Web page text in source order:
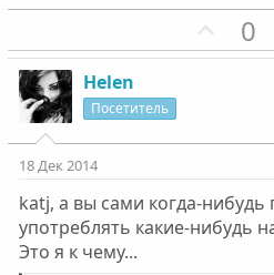
П
о
т
в
н
ы
0
Helen
Посетитель
18 Дек 2014
katj, а вы сами когда-нибудь
употреблять какие-нибудь
Это я к чему...